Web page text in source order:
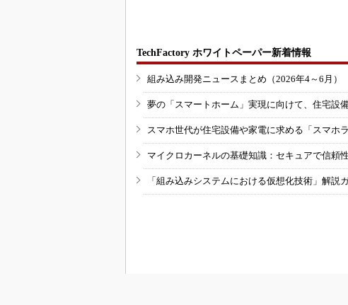
TechFactory ホワイトペーパー新着情報
組み込み開発ニュースまとめ（2026年4～6月）
夢の「スマートホーム」実現に向けて、住宅設
スマホ世代が住宅設備や家電に求める「スマホ
マイクロカーネルの基礎知識：セキュアで信頼
「組み込みシステムにおける仮想化技術」解説